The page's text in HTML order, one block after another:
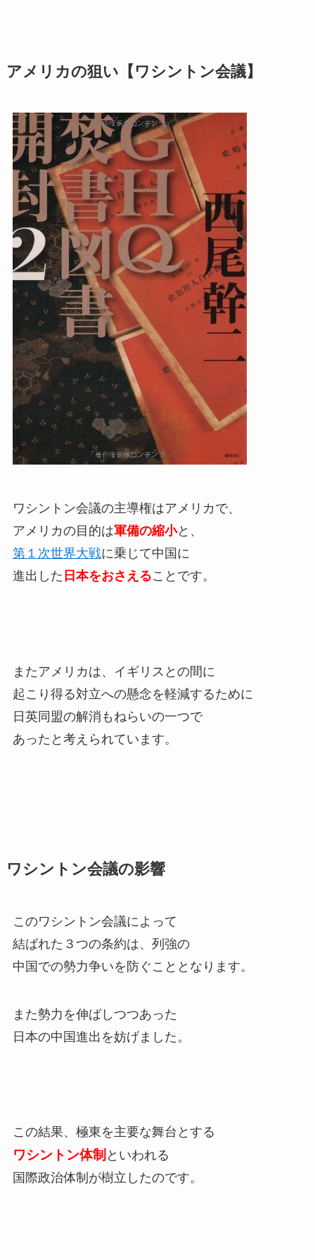
アメリカの狙い【ワシントン会議】
ワシントン会議の主導権はアメリカで、
アメリカの目的は軍備の縮小と、
第１次世界大戦に乗じて中国に
進出した 日本をおさえることです。
またアメリカは、イギリスとの間に
起こり得る対立への懸念を軽減するために
日英同盟の解消もねらいの一つで
あったと考えられています。
ワシントン会議の影響
このワシントン会議によって
結ばれた３つの条約は、列強の
中国での勢力争いを防ぐこととなります。
また勢力を伸ばしつつあった
日本の中国進出を妨げました。
この結果、極東を主要な舞台とする
ワシントン体制 といわれる
国際政治体制が樹立したのです。